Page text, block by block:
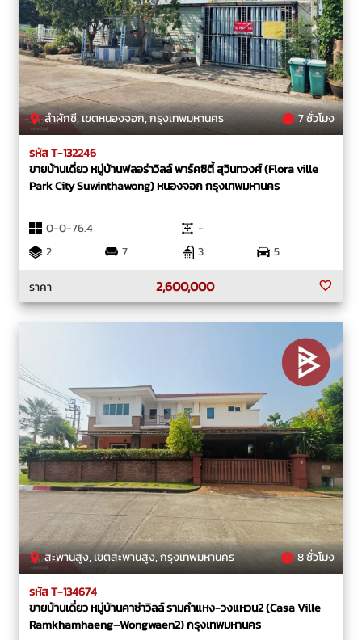
ลำผักชี, เขตหนองจอก, กรุงเทพมหานคร 7 ชั่วโมง
รหัส T-132246
ขายบ้านเดี่ยว หมู่บ้านฟลอร่าวิลล์ พาร์คซิตี้ สุวินทวงศ์ (Flora ville
Park City Suwinthawong) หนองจอก กรุงเทพมหานคร
0-0-76.4
-
2
7 3
5
ราคา
2,600,000
สะพานสูง, เขตสะพานสูง, กรุงเทพมหานคร 8 ชั่วโมง
รหัส T-134674
ขายบ้านเดี่ยว หมู่บ้านคาซ่าวิลล์ รามคำแหง-วงแหวน2 (Casa Ville
Ramkhamhaeng–Wongwaen2) กรุงเทพมหานคร